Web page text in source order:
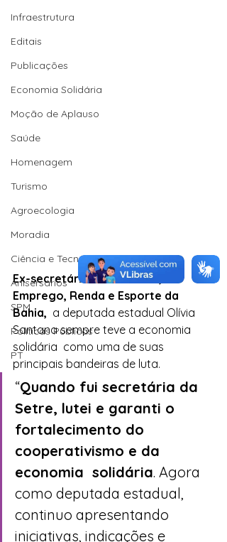
Infraestrutura
Editais
Publicações
Economia Solidária
Moção de Aplauso
Saúde
Homenagem
Turismo
Agroecologia
Moradia
Ciência e Tecnologia
Anisersários
SPM
Políticas Públicas
PT
Ex-secretária do Trabalho,
Emprego, Renda e Esporte da
Bahia,
  a deputada estadual Olívia
Santana sempre teve a economia
solidária  como uma de suas
principais bandeiras de luta.
“Quando fui secretária da
Setre, lutei e garanti o
fortalecimento do
cooperativismo e da
economia  solidária. Agora
como deputada estadual,
continuo apresentando
iniciativas, indicações e